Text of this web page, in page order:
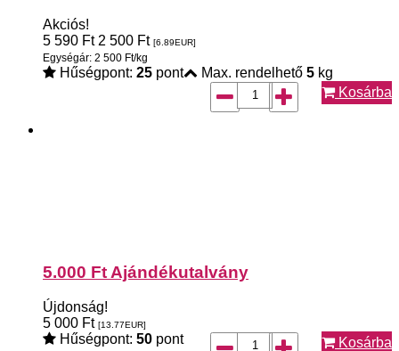
Akciós!
5 590 Ft 2 500 Ft [6.89EUR]
Egységár: 2 500 Ft/kg
Hűségpont: 25 pont Max. rendelhető 5 kg
Kosárba
5.000 Ft Ajándékutalvány
Újdonság!
5 000 Ft [13.77EUR]
Hűségpont: 50 pont Kosárba